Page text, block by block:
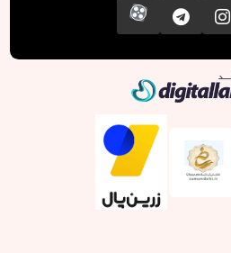
اینستاگرامکانال تلگرام
آپارات